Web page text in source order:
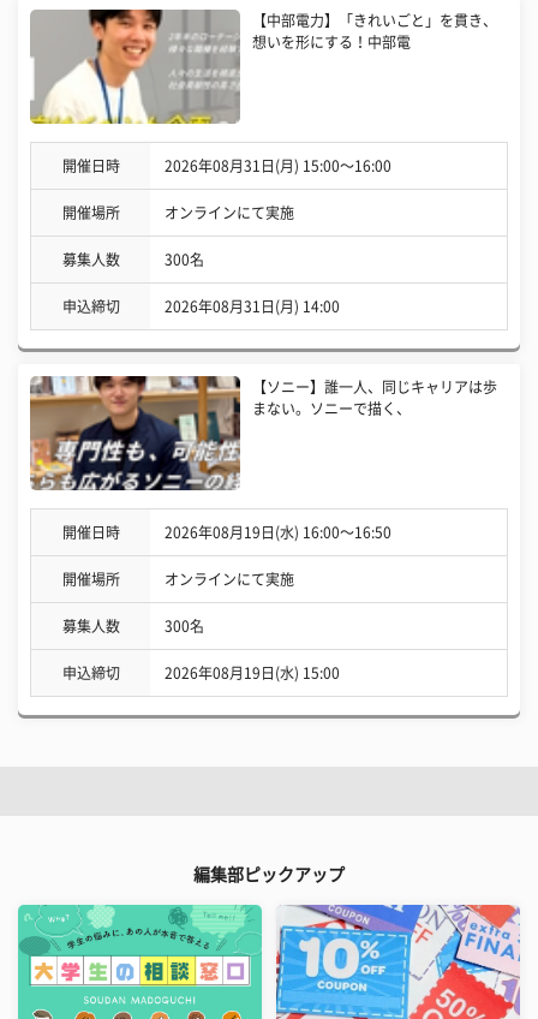
【中部電力】「きれいごと」を貫き、
想いを形にする！中部電
開催日時 2026年08月31日(月) 15:00〜16:00
開催場所 オンラインにて実施
募集人数 300名
申込締切 2026年08月31日(月) 14:00
【ソニー】誰一人、同じキャリアは歩
まない。ソニーで描く、
開催日時 2026年08月19日(水) 16:00〜16:50
開催場所 オンラインにて実施
募集人数 300名
申込締切 2026年08月19日(水) 15:00
編集部ピックアップ